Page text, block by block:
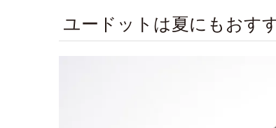
ユードットは夏にもおす